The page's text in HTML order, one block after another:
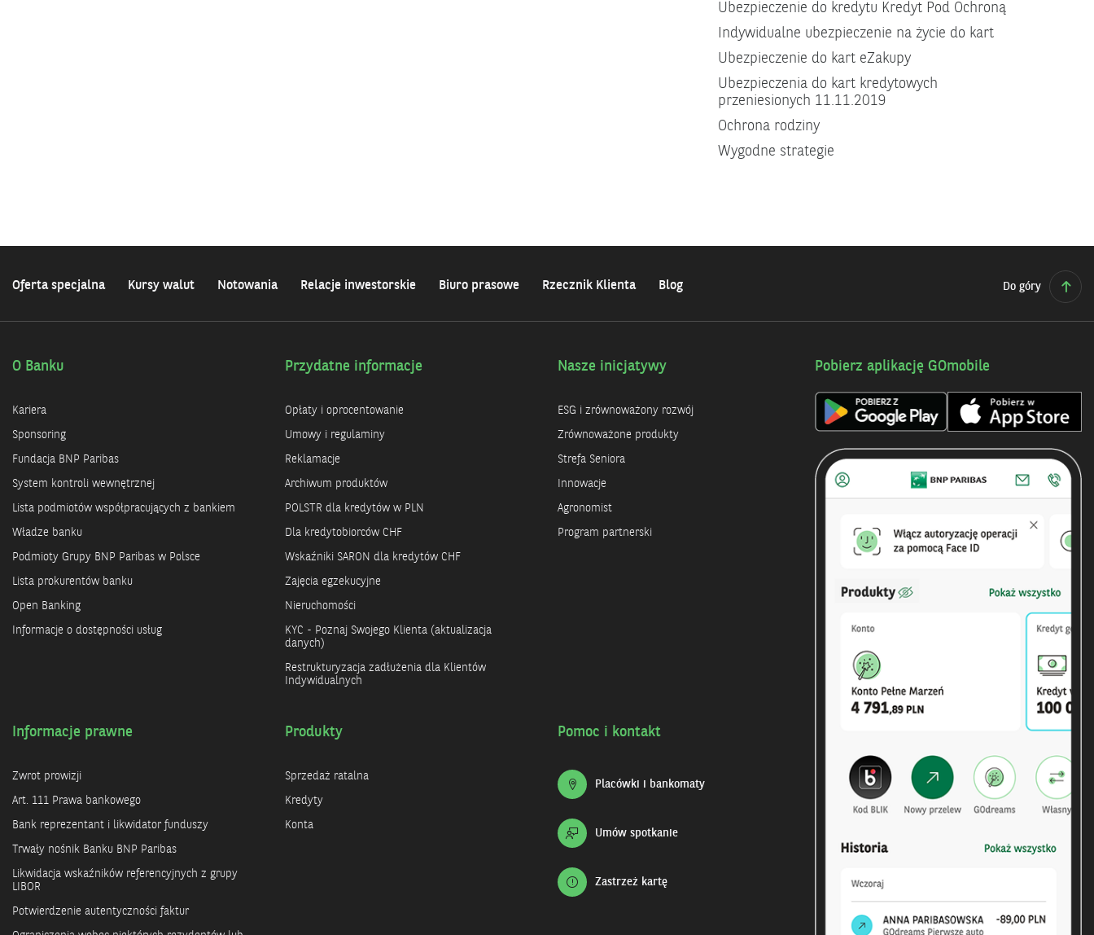
Ubezpieczenie do kredytu Kredyt Pod Ochroną
Indywidualne ubezpieczenie na życie do kart
Ubezpieczenie do kart eZakupy
Ubezpieczenia do kart kredytowych
przeniesionych 11.11.2019
Ochrona rodziny
Wygodne strategie
Oferta specjalna Kursy walut Notowania Relacje inwestorskie Biuro prasowe Rzecznik Klienta Blog Do góry
O Banku
Kariera
Sponsoring
Fundacja BNP Paribas
System kontroli wewnętrznej
Lista podmiotów współpracujących z bankiem
Władze banku
Podmioty Grupy BNP Paribas w Polsce
Lista prokurentów banku
Open Banking
Informacje o dostępności usług
Przydatne informacje
Opłaty i oprocentowanie
Umowy i regulaminy
Reklamacje
Archiwum produktów
POLSTR dla kredytów w PLN
Dla kredytobiorców CHF
Wskaźniki SARON dla kredytów CHF
Zajęcia egzekucyjne
Nieruchomości
KYC - Poznaj Swojego Klienta (aktualizacja
danych)
Restrukturyzacja zadłużenia dla Klientów
Indywidualnych
Nasze inicjatywy
ESG i zrównoważony rozwój
Zrównoważone produkty
Strefa Seniora
Innowacje
Agronomist
Program partnerski
Informacje prawne
Zwrot prowizji
Art. 111 Prawa bankowego
Bank reprezentant i likwidator funduszy
Trwały nośnik Banku BNP Paribas
Likwidacja wskaźników referencyjnych z grupy
LIBOR
Potwierdzenie autentyczności faktur
Produkty
Sprzedaż ratalna
Kredyty
Konta
Pomoc i kontakt
Placówki i bankomaty
Umów spotkanie
Zastrzeż kartę
Pobierz aplikację GOmobile